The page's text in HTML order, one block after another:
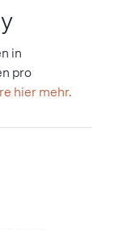
in
pro
hier mehr.